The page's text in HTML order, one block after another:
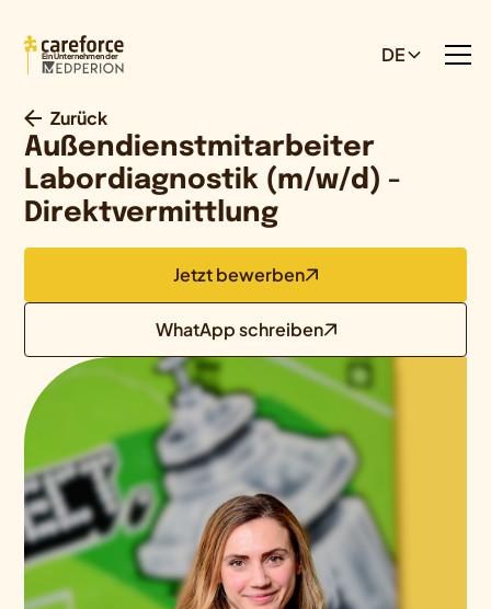
Ein Unternehmen der DE
Zurück
Außendienstmitarbeiter
Labordiagnostik (m/w/d) -
Direktvermittlung
Jetzt bewerben
WhatApp schreiben